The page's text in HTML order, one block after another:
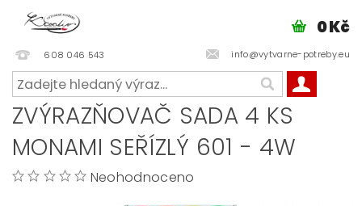
608 046 543 info@vytvarne-potreby.eu
0 Kč
ZVÝRAZŇOVAČ SADA 4 KS
MONAMI SEŘÍZLÝ 601 - 4W
Neohodnoceno